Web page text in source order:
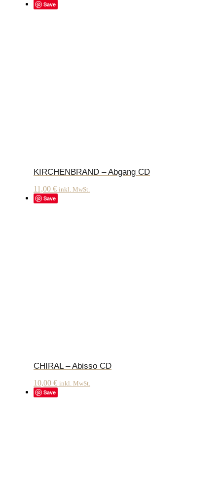
Save
KIRCHENBRAND – Abgang CD
11,00 € inkl. MwSt.
Save
CHIRAL – Abisso CD
10,00 € inkl. MwSt.
Save